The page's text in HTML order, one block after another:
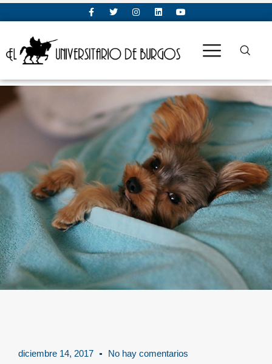
diciembre 14, 2017 No hay comentarios